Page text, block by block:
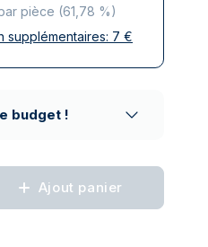
pièce (61,78 %)
supplémentaires: 7 €
budget !
Ajout panier